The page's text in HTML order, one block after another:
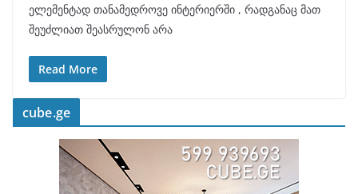
ელემენტად თანამედროვე ინტერიერში , რადგანაც მათ
შეუძლიათ შეასრულონ არა
Read More
cube.ge